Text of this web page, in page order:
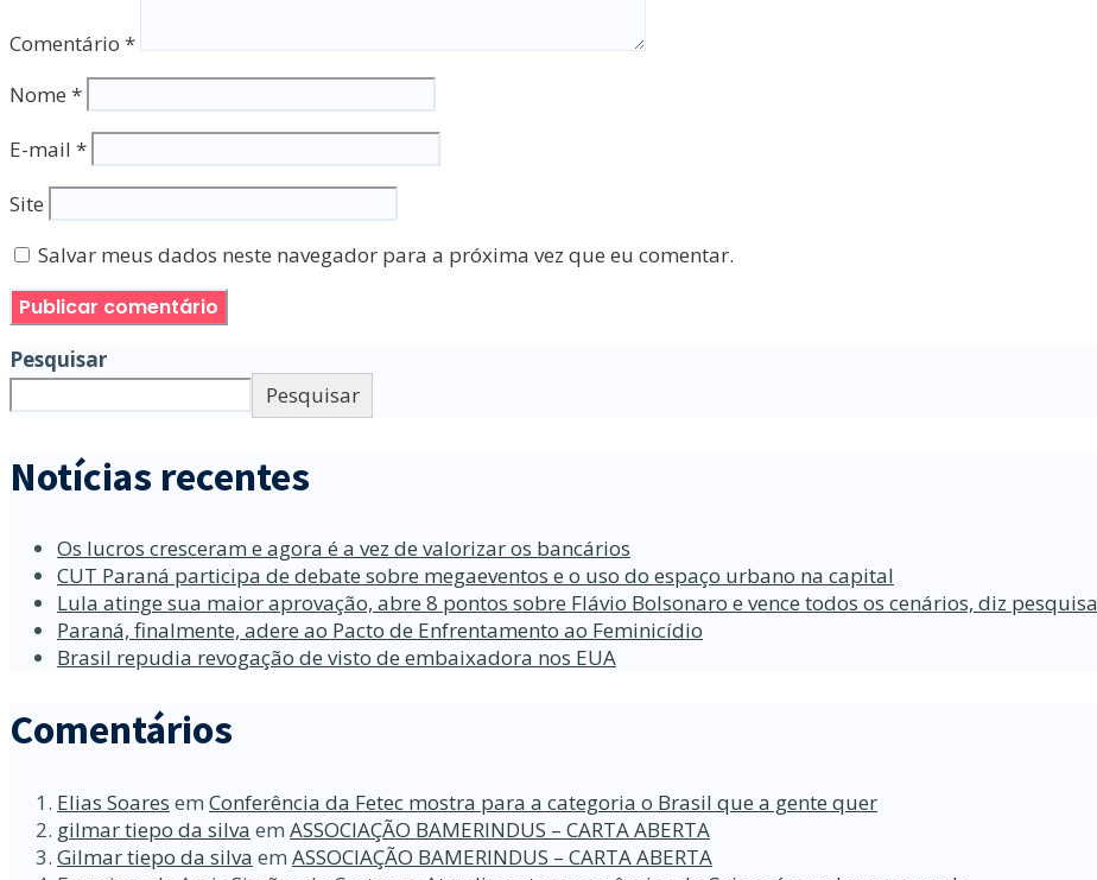
Comentário *
Nome *
E-mail *
Site
Salvar meus dados neste navegador para a próxima vez que eu comentar.
Pesquisar
Pesquisar
Notícias recentes
Os lucros cresceram e agora é a vez de valorizar os bancários
CUT Paraná participa de debate sobre megaeventos e o uso do espaço urbano na capital
Lula atinge sua maior aprovação, abre 8 pontos sobre Flávio Bolsonaro e vence todos os cenários, diz pesquisa
Paraná, finalmente, adere ao Pacto de Enfrentamento ao Feminicídio
Brasil repudia revogação de visto de embaixadora nos EUA
Comentários
Elias Soares em Conferência da Fetec mostra para a categoria o Brasil que a gente quer
gilmar tiepo da silva em ASSOCIAÇÃO BAMERINDUS – CARTA ABERTA
Gilmar tiepo da silva em ASSOCIAÇÃO BAMERINDUS – CARTA ABERTA